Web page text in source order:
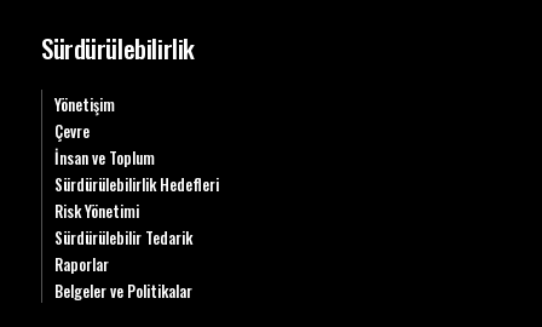
Sürdürülebilirlik
Yönetişim
Çevre
İnsan ve Toplum
Sürdürülebilirlik Hedefleri
Risk Yönetimi
Sürdürülebilir Tedarik
Raporlar
Belgeler ve Politikalar